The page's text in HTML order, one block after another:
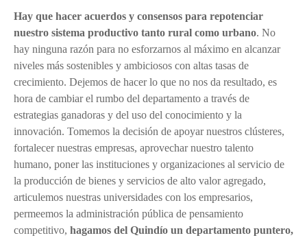
Hay que hacer acuerdos y consensos para repotenciar
nuestro sistema productivo tanto rural como urbano. No
hay ninguna razón para no esforzarnos al máximo en alcanzar
niveles más sostenibles y ambiciosos con altas tasas de
crecimiento. Dejemos de hacer lo que no nos da resultado, es
hora de cambiar el rumbo del departamento a través de
estrategias ganadoras y del uso del conocimiento y la
innovación. Tomemos la decisión de apoyar nuestros clústeres,
fortalecer nuestras empresas, aprovechar nuestro talento
humano, poner las instituciones y organizaciones al servicio de
la producción de bienes y servicios de alto valor agregado,
articulemos nuestras universidades con los empresarios,
permeemos la administración pública de pensamiento
competitivo, hagamos del Quindío un departamento puntero,